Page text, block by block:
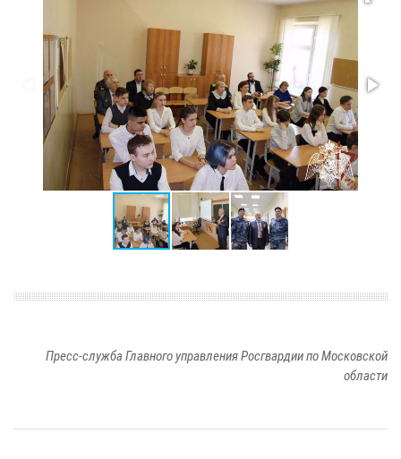
Пресс-служба Главного управления Росгвардии по Московской
области